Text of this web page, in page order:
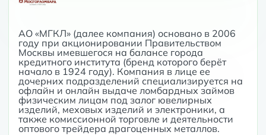
АО «МГКЛ» (далее компания) основано в 2006
году при акционировании Правительством
Москвы имевшегося на балансе города
кредитного института (бренд которого берёт
начало в 1924 году). Компания в лице ее
дочерних подразделений специализируется на
офлайн и онлайн выдаче ломбардных займов
физическим лицам под залог ювелирных
изделий, меховых изделий и электроники, а
также комиссионной торговле и деятельности
оптового трейдера драгоценных металлов.